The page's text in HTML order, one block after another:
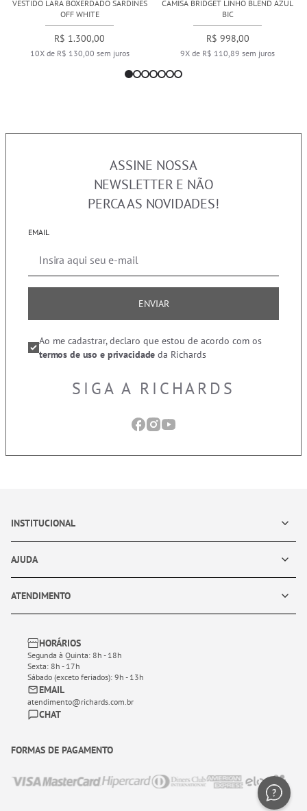
VESTIDO LARA BOXERDADO SARDINES
OFF WHITE
R$ 1.300,00
10X de R$ 130,00 sem juros
CAMISA BRIDGET LINHO BLEND AZUL
BIC
R$ 998,00
9X de R$ 110,89 sem juros
ASSINE NOSSA
NEWSLETTER E NÃO
PERCA AS NOVIDADES!
EMAIL
ENVIAR
Ao me cadastrar, declaro que estou de acordo com os
termos de uso e privacidade da Richards
SIGA A RICHARDS
INSTITUCIONAL
AJUDA
ATENDIMENTO
HORÁRIOS
Segunda à Quinta: 8h - 18h
Sexta: 8h - 17h
Sábado (exceto feriados): 9h - 13h
EMAIL
atendimento@richards.com.br
CHAT
FORMAS DE PAGAMENTO